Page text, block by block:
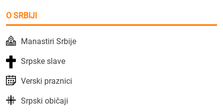
O SRBIJI
Manastiri Srbije
Srpske slave
Verski praznici
Srpski običaji